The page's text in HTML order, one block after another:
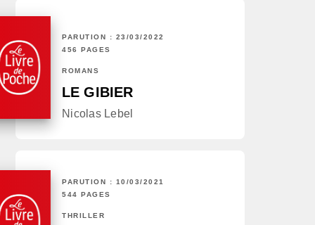
PARUTION : 23/03/2022
456 PAGES
ROMANS
LE GIBIER
Nicolas Lebel
PARUTION : 10/03/2021
544 PAGES
THRILLER